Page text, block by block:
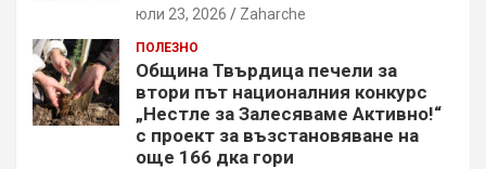
юли 23, 2026 Zaharche
ПОЛЕЗНО
Община Твърдица печели за
втори път националния конкурс
„Нестле за Залесяваме Активно!“
с проект за възстановяване на
още 166 дка гори